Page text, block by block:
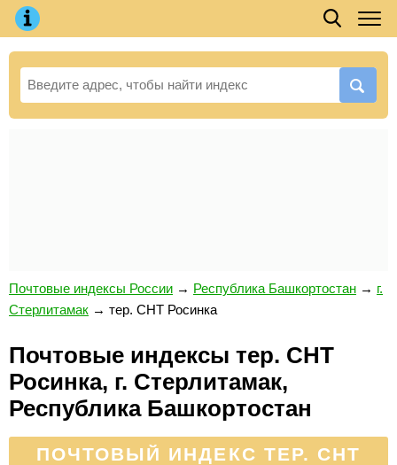
Почтовые индексы России → Республика Башкортостан → г.
Стерлитамак → тер. СНТ Росинка
Почтовые индексы тер. СНТ
Росинка, г. Стерлитамак,
Республика Башкортостан
ПОЧТОВЫЙ ИНДЕКС ТЕР. СНТ